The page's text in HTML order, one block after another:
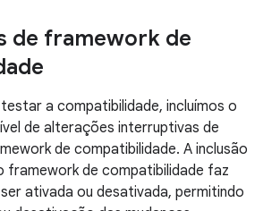
de framework de
a compatibilidade, incluímos o
de alterações interruptivas de
de compatibilidade. A inclusão
framework de compatibilidade faz
ativada ou desativada, permitindo